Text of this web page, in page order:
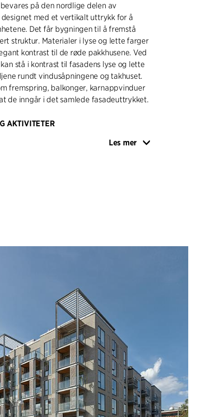
på den nordlige delen av
med et vertikalt uttrykk for å
Det får bygningen til å fremstå
struktur. Materialer i lyse og lette farger
kontrast til de røde pakkhusene. Ved
stå i kontrast til fasadens lyse og lette
rundt vindusåpningene og takhuset.
fremspring, balkonger, karnappvinduer
de inngår i det samlede fasadeuttrykket.
AKTIVITETER
designet som en rektangulær karré som
trespiler og felt av mønstret
inngangspartiene og for å
Les mer